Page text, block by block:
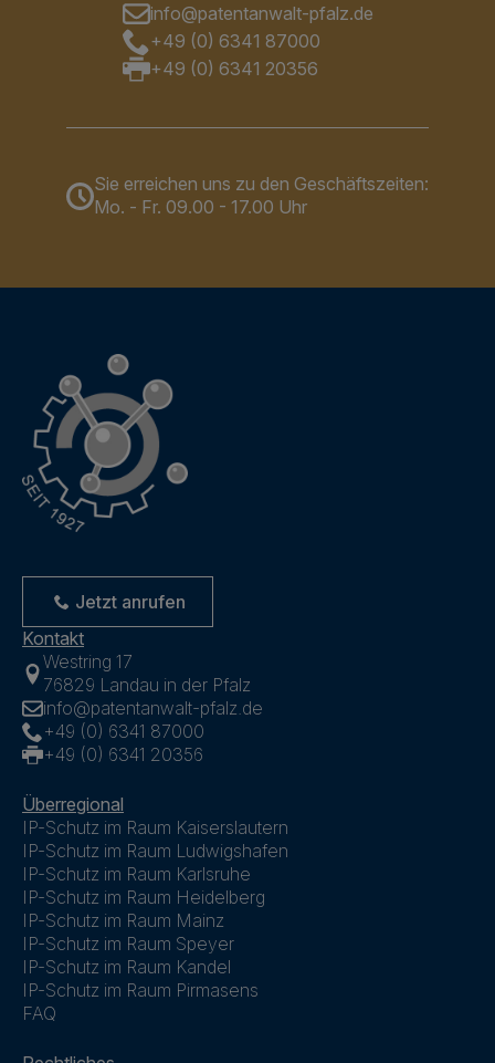
info@patentanwalt-pfalz.de
+49 (0) 6341 87000
+49 (0) 6341 20356
Sie erreichen uns zu den Geschäftszeiten:
Mo. - Fr. 09.00 - 17.00 Uhr
Jetzt anrufen
Kontakt
Westring 17
76829 Landau in der Pfalz
info@patentanwalt-pfalz.de
+49 (0) 6341 87000
+49 (0) 6341 20356
Überregional
IP-Schutz im Raum Kaiserslautern
IP-Schutz im Raum Ludwigshafen
IP-Schutz im Raum Karlsruhe
IP-Schutz im Raum Heidelberg
IP-Schutz im Raum Mainz
IP-Schutz im Raum Speyer
IP-Schutz im Raum Kandel
IP-Schutz im Raum Pirmasens
FAQ